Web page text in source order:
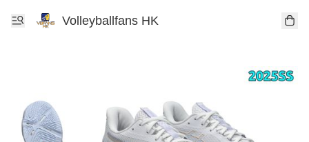
Volleyballfans HK